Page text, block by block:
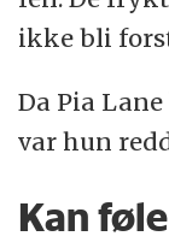
ikke bli
Da Pia
var hun
Kan